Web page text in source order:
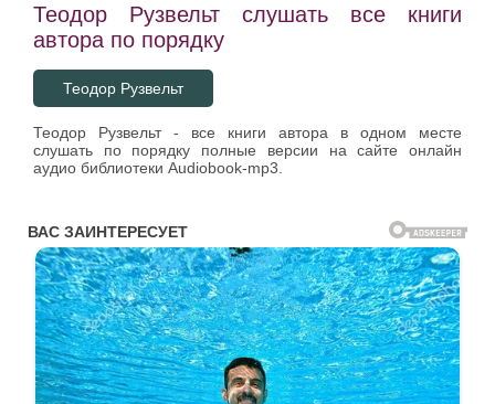
Теодор Рузвельт слушать все книги
автора по порядку
Теодор Рузвельт
Теодор Рузвельт - все книги автора в одном месте
слушать по порядку полные версии на сайте онлайн
аудио библиотеки Audiobook-mp3.